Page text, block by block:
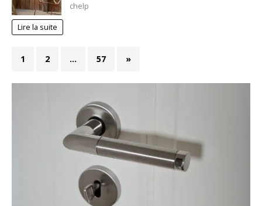
chelp
Lire la suite
1 2 … 57 »